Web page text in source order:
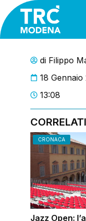
di Filippo
18 Gennaio
13:08
CORRELATI
CRONACA
Jazz Open: